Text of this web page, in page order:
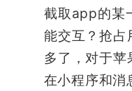
心
GAIR
截取app的某
能交互？抢占
多了，对于
在小程序和消